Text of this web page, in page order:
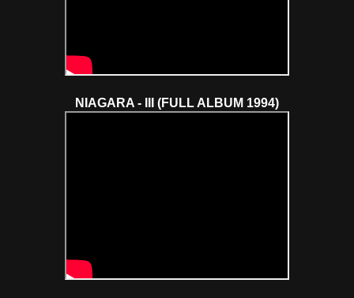
NIAGARA - III (FULL ALBUM 1994)